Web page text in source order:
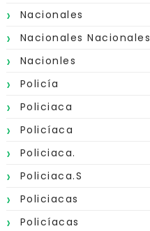
Nacionales
Nacionales Nacionales
Nacionles
Policía
Policiaca
Policíaca
Policiaca.
Policiaca.s
Policiacas
Policíacas